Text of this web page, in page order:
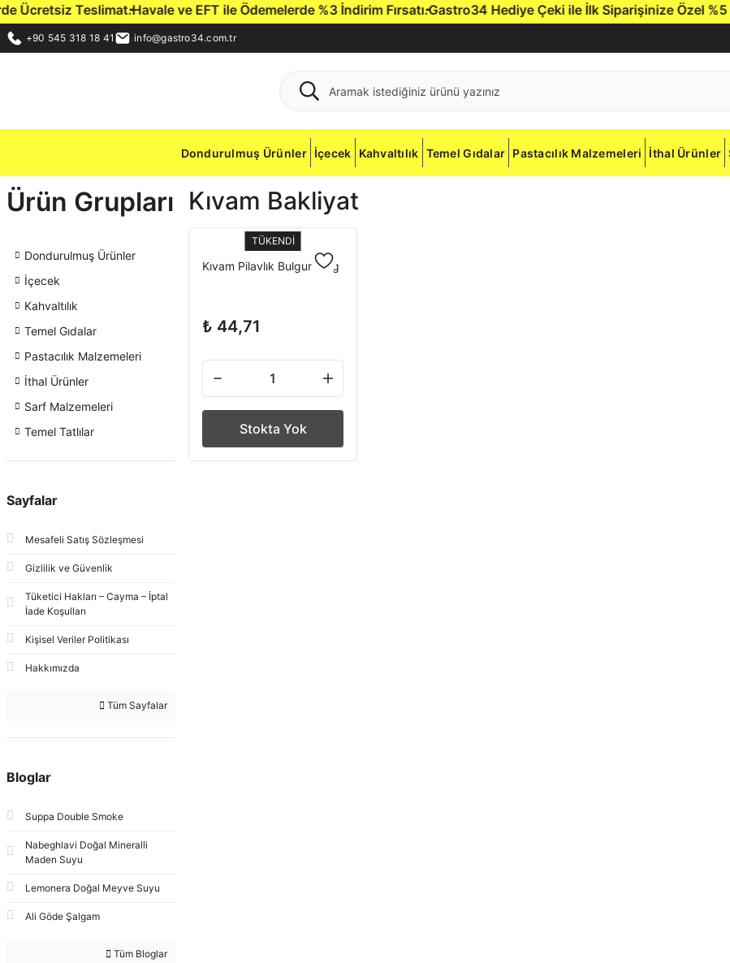
Teslimat.Havale ve EFT ile Ödemelerde %3 İndirim Fırsatı.Gastro34 Hediye Çeki ile İlk Siparişinize Özel %5
+90 545 318 18 41 info@gastro34.com.tr
Dondurulmuş Ürünler İçecek Kahvaltılık Temel Gıdalar Pastacılık Malzemeleri İthal Ürünler
Ürün Grupları
Dondurulmuş Ürünler
İçecek
Kahvaltılık
Temel Gıdalar
Pastacılık Malzemeleri
İthal Ürünler
Sarf Malzemeleri
Temel Tatlılar
Sayfalar
Mesafeli Satış Sözleşmesi
Gizlilik ve Güvenlik
Tüketici Hakları – Cayma – İptal
İade Koşulları
Kişisel Veriler Politikası
Hakkımızda
Tüm Sayfalar
Bloglar
Suppa Double Smoke
Nabeghlavi Doğal Mineralli
Maden Suyu
Lemonera Doğal Meyve Suyu
Ali Göde Şalgam
Tüm Bloglar
Kıvam Bakliyat
TÜKENDİ
Kıvam Pilavlık Bulgur 5 Kg
₺ 44,71
Stokta Yok